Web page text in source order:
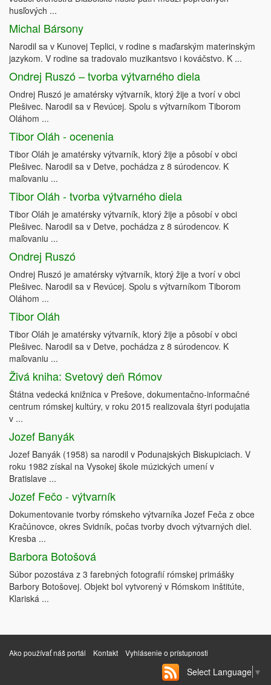
husľových ...
Michal Bársony
Narodil sa v Kunovej Teplici, v rodine s maďarským materinským
jazykom. V rodine sa tradovalo muzikantsvo i kováčstvo. K ...
Ondrej Ruszó – tvorba výtvarného diela
Ondrej Ruszó je amatérsky výtvarník, ktorý žije a tvorí v obci
Plešivec. Narodil sa v Revúcej. Spolu s výtvarníkom Tiborom
Oláhom ...
Tibor Oláh - ocenenia
Tibor Oláh je amatérsky výtvarník, ktorý žije a pôsobí v obci
Plešivec. Narodil sa v Detve, pochádza z 8 súrodencov. K
maľovaniu ...
Tibor Oláh - tvorba výtvarného diela
Tibor Oláh je amatérsky výtvarník, ktorý žije a pôsobí v obci
Plešivec. Narodil sa v Detve, pochádza z 8 súrodencov. K
maľovaniu ...
Ondrej Ruszó
Ondrej Ruszó je amatérsky výtvarník, ktorý žije a tvorí v obci
Plešivec. Narodil sa v Revúcej. Spolu s výtvarníkom Tiborom
Oláhom ...
Tibor Oláh
Tibor Oláh je amatérsky výtvarník, ktorý žije a pôsobí v obci
Plešivec. Narodil sa v Detve, pochádza z 8 súrodencov. K
maľovaniu ...
Živá kniha: Svetový deň Rómov
Štátna vedecká knižnica v Prešove, dokumentačno-informačné
centrum rómskej kultúry, v roku 2015 realizovala štyri podujatia
v ...
Jozef Banyák
Jozef Banyák (1958) sa narodil v Podunajských Biskupiciach. V
roku 1982 získal na Vysokej škole múzických umení v
Bratislave ...
Jozef Fečo - výtvarník
Dokumentovanie tvorby rómskeho výtvarníka Jozef Feča z obce
Kračúnovce, okres Svidník, počas tvorby dvoch výtvarných diel.
Kresba ...
Barbora Botošová
Súbor pozostáva z 3 farebných fotografií rómskej primášky
Barbory Botošovej. Objekt bol vytvorený v Rómskom inštitúte,
Klariská ...
Ako používať náš portál Kontakt Vyhlásenie o prístupnosti
Select Language ▼